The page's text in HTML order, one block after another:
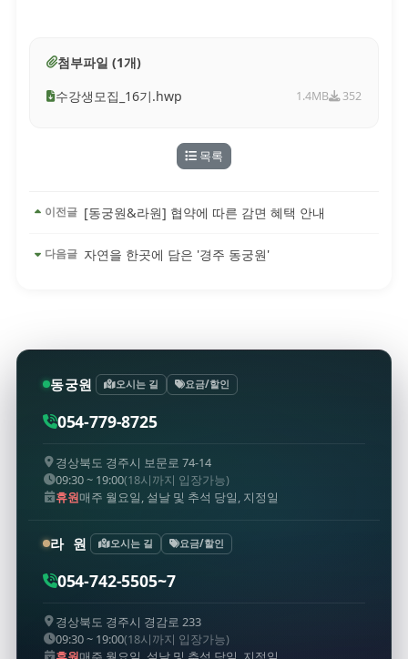
첨부파일 (1개)
수강생모집_16기.hwp
1.4MB 352
목록
이전글 [동궁원&라원] 협약에 따른 감면 혜택 안내
다음글 자연을 한곳에 담은 '경주 동궁원'
동궁원 오시는 길 요금/할인
054-779-8725
경상북도 경주시 보문로 74-14
09:30 ~ 19:00(18시까지 입장가능)
휴원매주 월요일, 설날 및 추석 당일, 지정일
라 원 오시는 길 요금/할인
054-742-5505~7
경상북도 경주시 경감로 233
09:30 ~ 19:00(18시까지 입장가능)